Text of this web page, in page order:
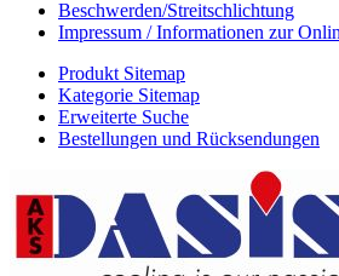
Beschwerden/Streitschlichtung
Impressum / Informationen zur
Produkt Sitemap
Kategorie Sitemap
Erweiterte Suche
Bestellungen und Rücksendungen